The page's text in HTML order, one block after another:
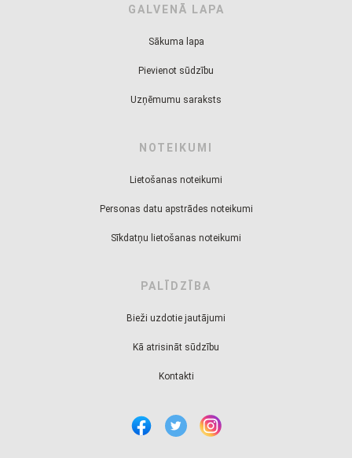
GALVENĀ LAPA
Sākuma lapa
Pievienot sūdzību
Uzņēmumu saraksts
NOTEIKUMI
Lietošanas noteikumi
Personas datu apstrādes noteikumi
Sīkdatņu lietošanas noteikumi
PALĪDZĪBA
Bieži uzdotie jautājumi
Kā atrisināt sūdzību
Kontakti